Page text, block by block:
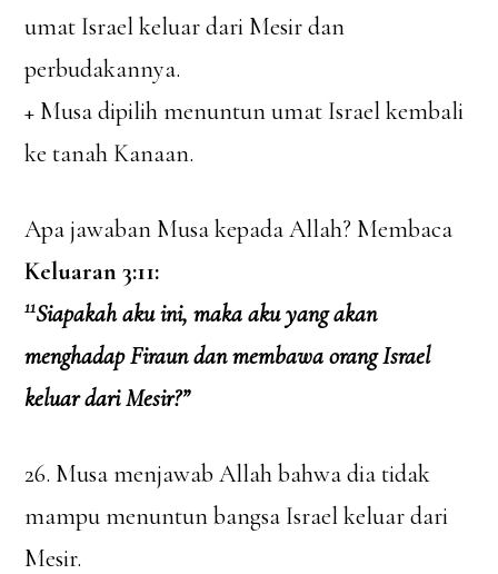
umat Israel keluar dari Mesir dan
perbudakannya.
+ Musa dipilih menuntun umat Israel kembali
ke tanah Kanaan.
Apa jawaban Musa kepada Allah? Membaca
Keluaran 3:11:
11Siapakah aku ini, maka aku yang akan
menghadap Firaun dan membawa orang Israel
keluar dari Mesir?”
26. Musa menjawab Allah bahwa dia tidak
mampu menuntun bangsa Israel keluar dari
Mesir.